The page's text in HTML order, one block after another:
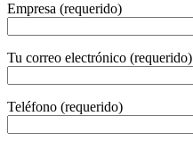
Empresa (requerido)
Tu correo electrónico (requerido)
Teléfono (requerido)